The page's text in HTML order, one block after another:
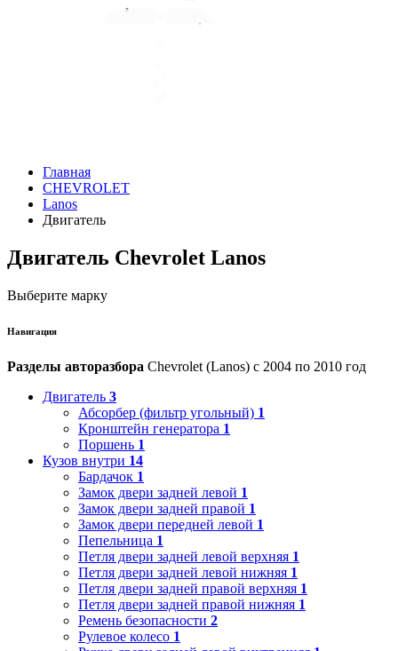
Главная
CHEVROLET
Lanos
Двигатель
Двигатель Chevrolet Lanos
Выберите марку
Навигация
Разделы авторазбора Chevrolet (Lanos) с 2004 по 2010 год
Двигатель 3
Абсорбер (фильтр угольный) 1
Кронштейн генератора 1
Поршень 1
Кузов внутри 14
Бардачок 1
Замок двери задней левой 1
Замок двери задней правой 1
Замок двери передней левой 1
Пепельница 1
Петля двери задней левой верхняя 1
Петля двери задней левой нижняя 1
Петля двери задней правой верхняя 1
Петля двери задней правой нижняя 1
Ремень безопасности 2
Рулевое колесо 1